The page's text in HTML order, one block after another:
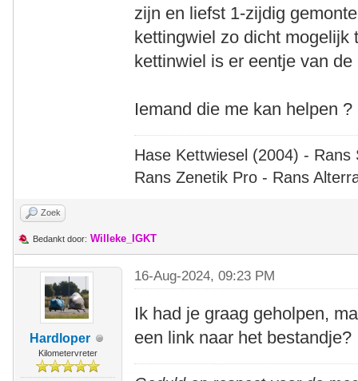
zijn en liefst 1-zijdig
kettingwiel zo dicht mogelijk
kettinwiel is er eentje van
Iemand die me kan helpen ?
Hase Kettwiesel (2004) -
Rans Zenetik Pro - Rans
Zoek
Bedankt door: Willeke_IGKT
Hardloper
Kilometervreter
16-Aug-2024, 09:23 PM
Ik had je graag geholpen,
een link naar het bestandje?